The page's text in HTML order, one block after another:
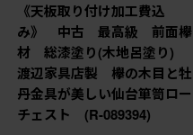
《天板取り付け加工費込
み》 中古 最高級 前面欅
材 総漆塗り(木地呂塗り)
渡辺家具店製 欅の木目と牡
丹金具が美しい仙台箪笥ロー
チェスト (R-089394)